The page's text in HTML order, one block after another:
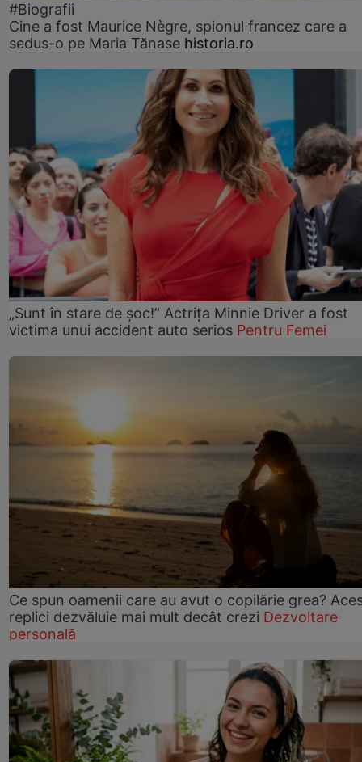
#Biografii
Cine a fost Maurice Nègre, spionul francez care a
sedus-o pe Maria Tănase historia.ro
„Sunt în stare de șoc!” Actrița Minnie Driver a fost
victima unui accident auto serios Pentru Femei
Ce spun oamenii care au avut o copilărie grea?
replici dezvăluie mai mult decât crezi Dezvoltare
personală